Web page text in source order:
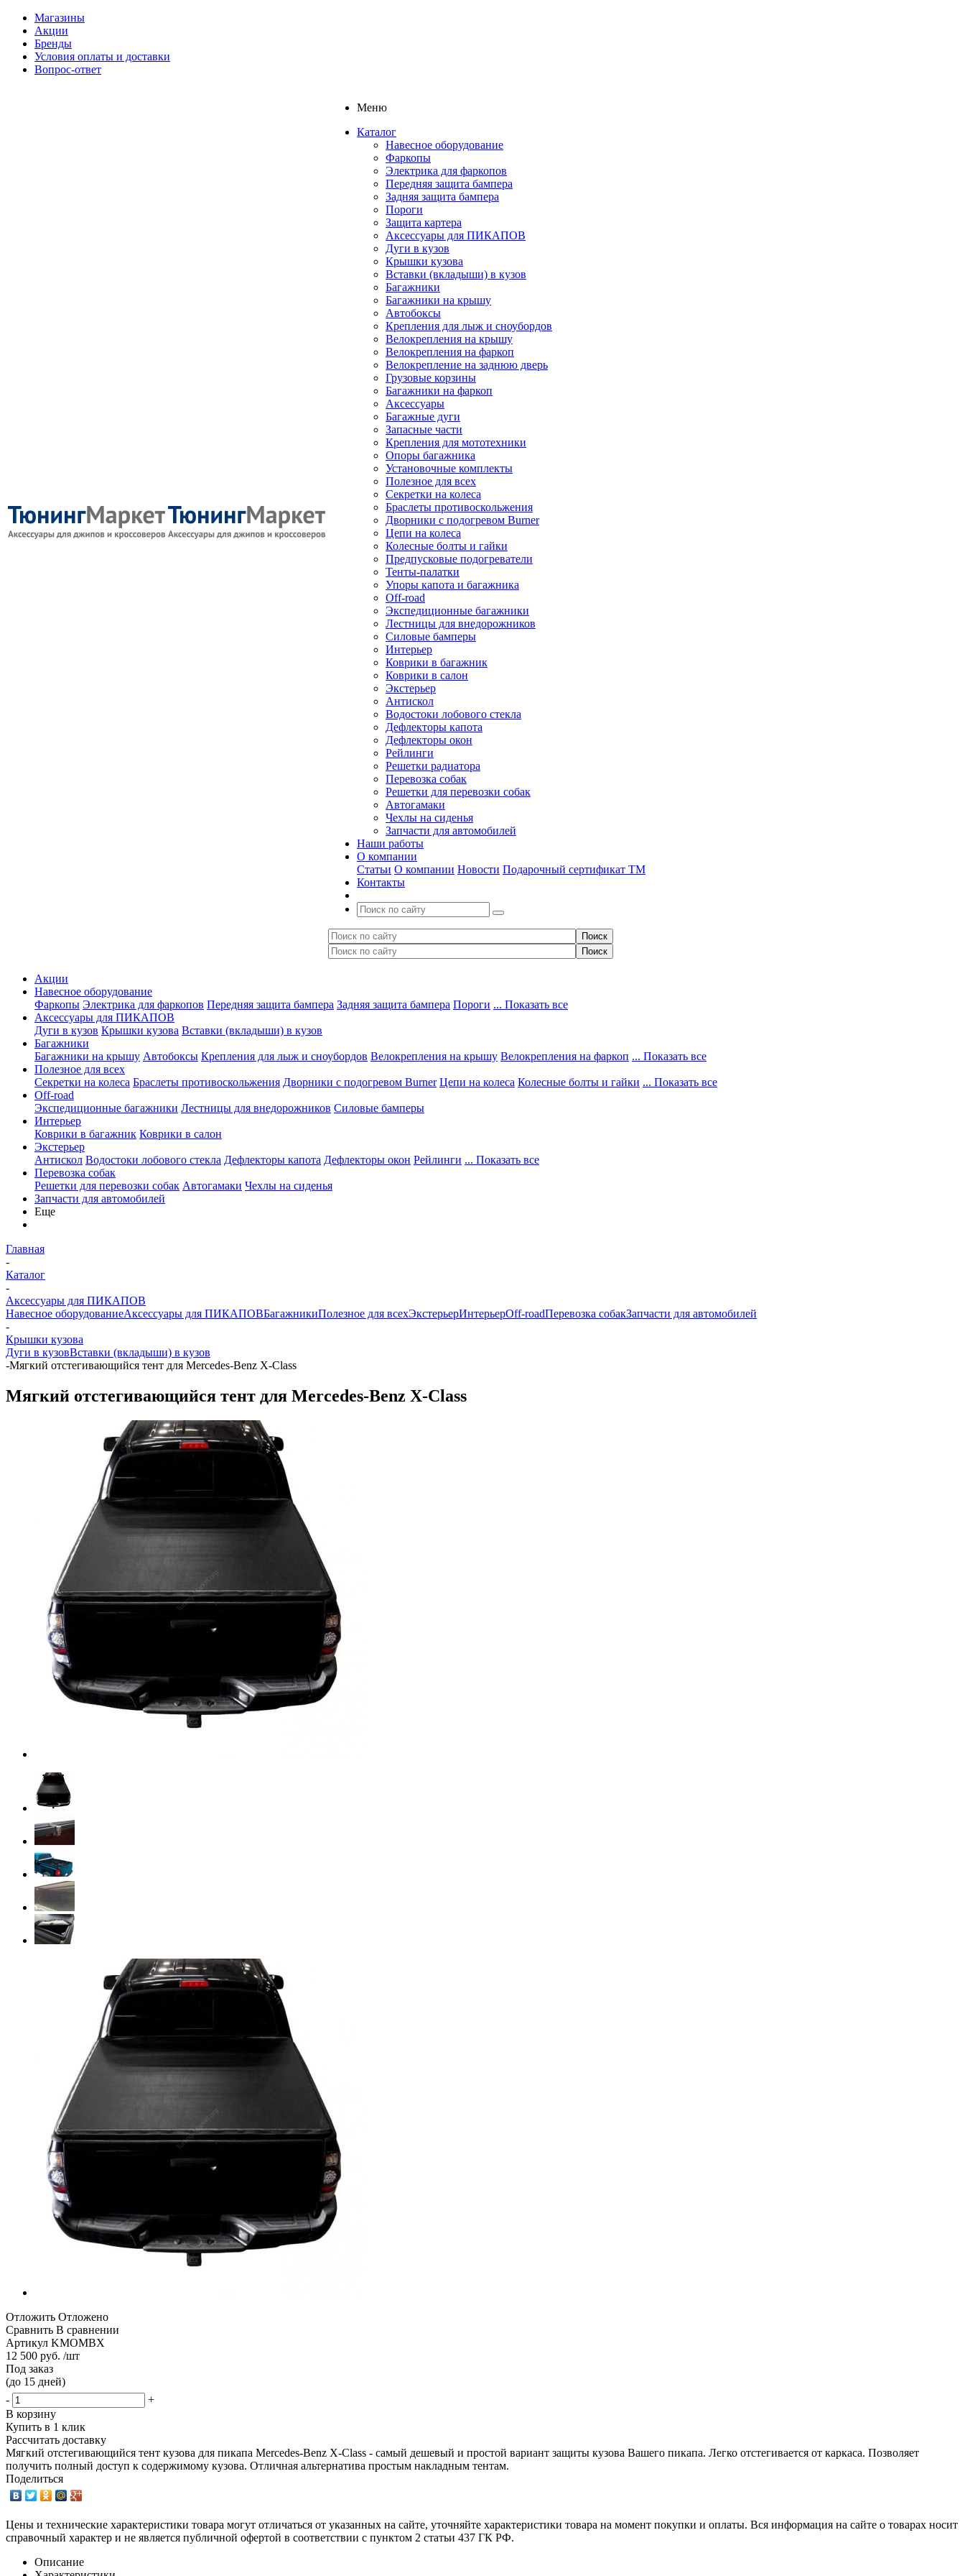
Магазины
Акции
Бренды
Условия оплаты и доставки
Вопрос-ответ
Меню
Каталог
Навесное оборудование
Фаркопы
Электрика для фаркопов
Передняя защита бампера
Задняя защита бампера
Пороги
Защита картера
Аксессуары для ПИКАПОВ
Дуги в кузов
Крышки кузова
Вставки (вкладыши) в кузов
Багажники
Багажники на крышу
Автобоксы
Крепления для лыж и сноубордов
Велокрепления на крышу
Велокрепления на фаркоп
Велокрепление на заднюю дверь
Грузовые корзины
Багажники на фаркоп
Аксессуары
Багажные дуги
Запасные части
Крепления для мототехники
Опоры багажника
Установочные комплекты
Полезное для всех
Секретки на колеса
Браслеты противоскольжения
Дворники с подогревом Burner
Цепи на колеса
Колесные болты и гайки
Предпусковые подогреватели
Тенты-палатки
Упоры капота и багажника
Off-road
Экспедиционные багажники
Лестницы для внедорожников
Силовые бамперы
Интерьер
Коврики в багажник
Коврики в салон
Экстерьер
Антискол
Водостоки лобового стекла
Дефлекторы капота
Дефлекторы окон
Рейлинги
Решетки радиатора
Перевозка собак
Решетки для перевозки собак
Автогамаки
Чехлы на сиденья
Запчасти для автомобилей
Наши работы
О компании
Статьи О компании Новости Подарочный сертификат ТМ
Контакты
Акции
Навесное оборудование
Фаркопы Электрика для фаркопов Передняя защита бампера Задняя защита бампера Пороги ... Показать все
Аксессуары для ПИКАПОВ
Дуги в кузов Крышки кузова Вставки (вкладыши) в кузов
Багажники
Багажники на крышу Автобоксы Крепления для лыж и сноубордов Велокрепления на крышу Велокрепления на фаркоп ... Показать все
Полезное для всех
Секретки на колеса Браслеты противоскольжения Дворники с подогревом Burner Цепи на колеса Колесные болты и гайки ... Показать все
Off-road
Экспедиционные багажники Лестницы для внедорожников Силовые бамперы
Интерьер
Коврики в багажник Коврики в салон
Экстерьер
Антискол Водостоки лобового стекла Дефлекторы капота Дефлекторы окон Рейлинги ... Показать все
Перевозка собак
Решетки для перевозки собак Автогамаки Чехлы на сиденья
Запчасти для автомобилей
Еще
Главная
-
Каталог
-
Аксессуары для ПИКАПОВ
Навесное оборудованиеАксессуары для ПИКАПОВБагажникиПолезное для всехЭкстерьерИнтерьерOff-roadПеревозка собакЗапчасти для автомобилей
-
Крышки кузова
Дуги в кузовВставки (вкладыши) в кузов
-Мягкий отстегивающийся тент для Mercedes-Benz X-Class
Мягкий отстегивающийся тент для Mercedes-Benz X-Class
Отложить Отложено
Сравнить В сравнении
Артикул KMOMBX
12 500 руб. /шт
Под заказ
(до 15 дней)
-
+
В корзину
Купить в 1 клик
Рассчитать доставку
Мягкий отстегивающийся тент кузова для пикапа Mercedes-Benz X-Class - самый дешевый и простой вариант защиты кузова Вашего пикапа. Легко отстегивается от каркаса. Позволяет
получить полный доступ к содержимому кузова. Отличная альтернатива простым накладным тентам.
Поделиться
Цены и технические характеристики товара могут отличаться от указанных на сайте, уточняйте характеристики товара на момент покупки и оплаты. Вся информация на сайте о товарах носит
справочный характер и не является публичной офертой в соответствии с пунктом 2 статьи 437 ГК РФ.
Описание